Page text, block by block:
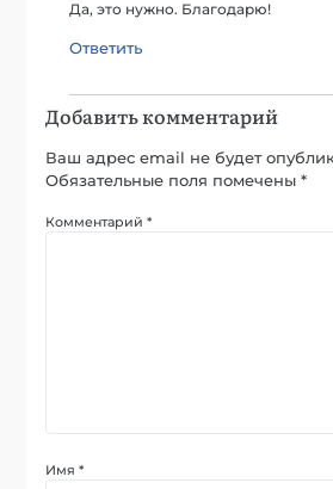
Да, это нужно. Благодарю!
Ответить
Добавить комментарий
Ваш адрес email не будет
Обязательные поля помечены*
Комментарий*
Имя*